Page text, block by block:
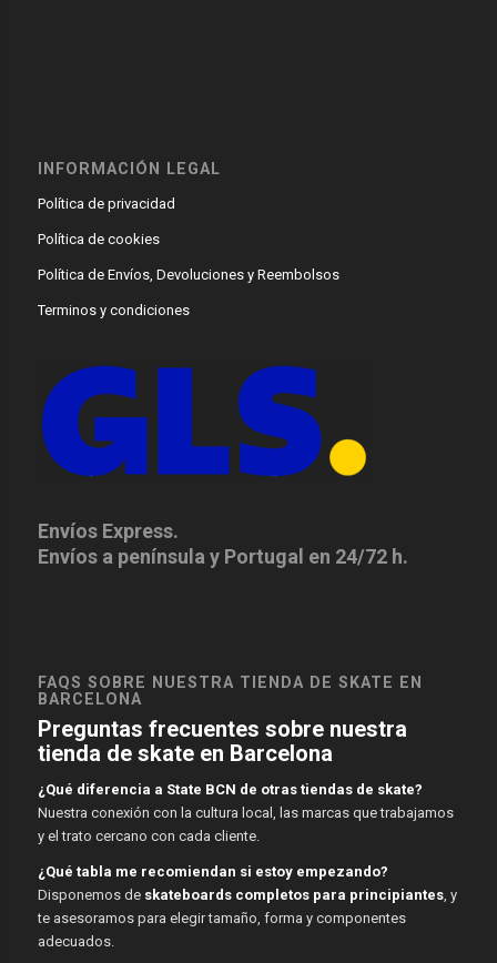
INFORMACIÓN LEGAL
Política de privacidad
Política de cookies
Política de Envíos, Devoluciones y Reembolsos
Terminos y condiciones
Envíos Express.
Envíos a península y Portugal en 24/72 h.
FAQS SOBRE NUESTRA TIENDA DE SKATE EN
BARCELONA
Preguntas frecuentes sobre nuestra
tienda de skate en Barcelona
¿Qué diferencia a State BCN de otras tiendas de skate?
Nuestra conexión con la cultura local, las marcas que trabajamos
y el trato cercano con cada cliente.
¿Qué tabla me recomiendan si estoy empezando?
Disponemos de skateboards completos para principiantes, y
te asesoramos para elegir tamaño, forma y componentes
adecuados.